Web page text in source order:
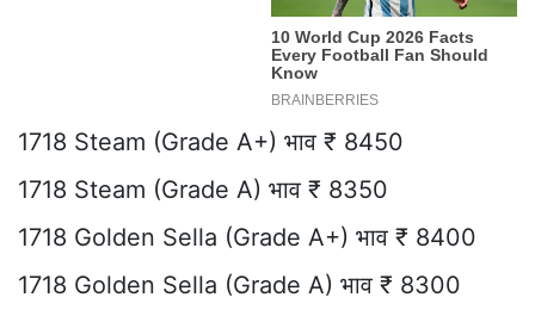
1718 Steam (Grade A+) भाव ₹ 8450
1718 Steam (Grade A) भाव ₹ 8350
1718 Golden Sella (Grade A+) भाव ₹ 8400
1718 Golden Sella (Grade A) भाव ₹ 8300